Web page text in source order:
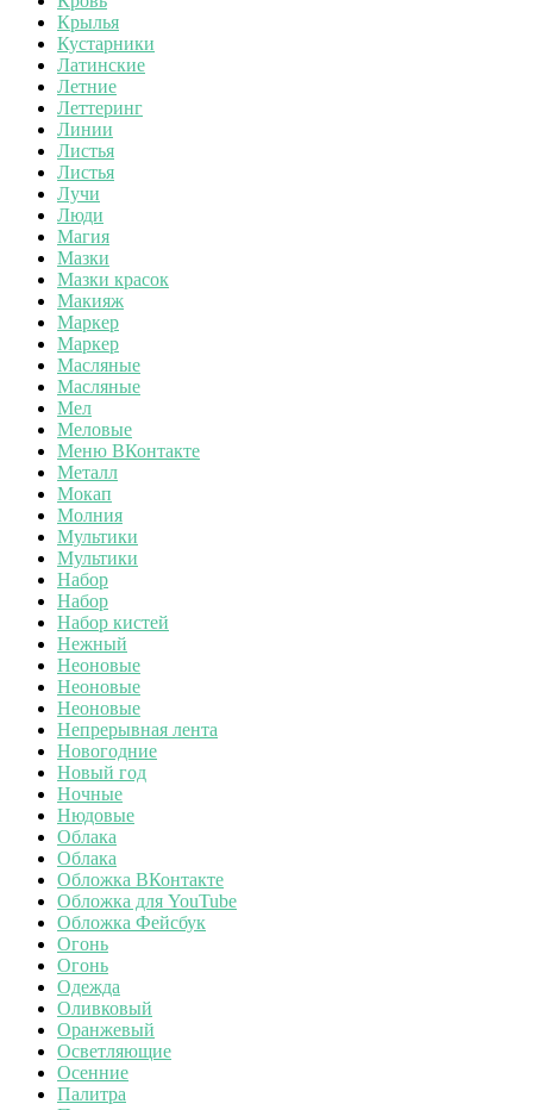
Крылья
Кустарники
Латинские
Летние
Леттеринг
Линии
Листья
Листья
Лучи
Люди
Магия
Мазки
Мазки красок
Макияж
Маркер
Маркер
Масляные
Масляные
Мел
Меловые
Меню ВКонтакте
Металл
Мокап
Молния
Мультики
Мультики
Набор
Набор
Набор кистей
Нежный
Неоновые
Неоновые
Неоновые
Непрерывная лента
Новогодние
Новый год
Ночные
Нюдовые
Облака
Облака
Обложка ВКонтакте
Обложка для YouTube
Обложка Фейсбук
Огонь
Огонь
Одежда
Оливковый
Оранжевый
Осветляющие
Осенние
Палитра